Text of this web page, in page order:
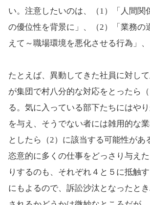
い。注意したいのは、（1）「人間関
の優位性を背景に」、（2）「業務の
えて～職場環境を悪化させる行為」、
たとえば、異動してきた社員に対し
が集団で村八分的な対応をとったら
る。気に入っている部下たちにはや
を与え、そうでない者には雑用的な
としたら（2）に該当する可能性があ
恣意的に多くの仕事をどっさり与え
りするのも、それぞれ４と５に抵触
にもよるので、訴訟沙汰となったと